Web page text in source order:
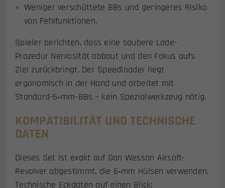
Weniger verschüttete BBs und geringeres Risiko
von Fehlfunktionen.
Spieler berichten, dass eine saubere Lade-
Prozedur Nervosität abbaut und den Fokus aufs
Ziel zurückbringt. Der Speedloader liegt
ergonomisch in der Hand und arbeitet mit
Standard-6‑mm-BBs – kein Spezialwerkzeug nötig.
KOMPATIBILITÄT UND TECHNISCHE
DATEN
Dieses Set ist exakt auf Dan Wesson Airsoft-
Revolver abgestimmt, die 6‑mm Hülsen verwenden.
Technische Eckdaten auf einen Blick: